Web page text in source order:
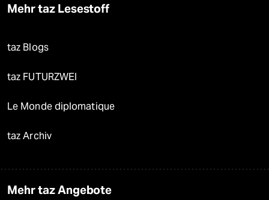
Mehr taz Lesestoff
taz Blogs
taz FUTURZWEI
Le Monde diplomatique
taz Archiv
Mehr taz Angebote